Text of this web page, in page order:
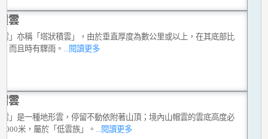
雲
」亦稱「塔狀積雲」，由於垂直厚度為數公里或以上，在其底部比
而且時有驟雨。 ...閱讀更多
雲
」是一種地形雲，停留不動依附著山頂；境內山帽雲的雲底高度必
米，屬於「低雲族」。
...閱讀更多